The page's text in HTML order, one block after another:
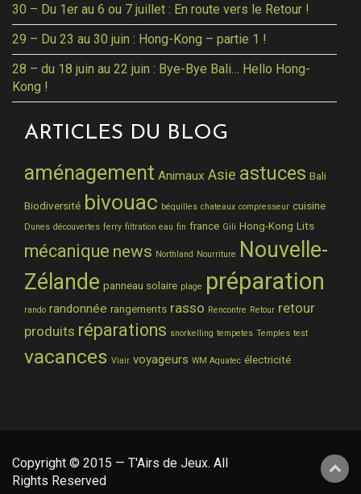
30 – Du 1er au 6 ou 7 juillet : En route vers le Retour !
29 – Du 23 au 30 juin : Hong-Kong – partie 1 !
28 – du 18 juin au 22 juin : Bye-Bye Bali… Hello Hong-
Kong !
ARTICLES DU BLOG
aménagement Animaux Asie astuces Bali
Biodiversité bivouac béquilles chateaux compresseur cuisine
Dunes découvertes ferry filtration eau fin france Gili Hong-Kong Lits
mécanique news Northland Nourriture Nouvelle-
Zélande panneau solaire plage préparation
rando randonnée rangements rasso Rencontre Retour retour
produits réparations snorkelling tempetes Temples test
vacances Viair voyageurs WM Aquatec électricité
Copyright © 2015 — T'Airs de Jeux. All
Rights Reserved